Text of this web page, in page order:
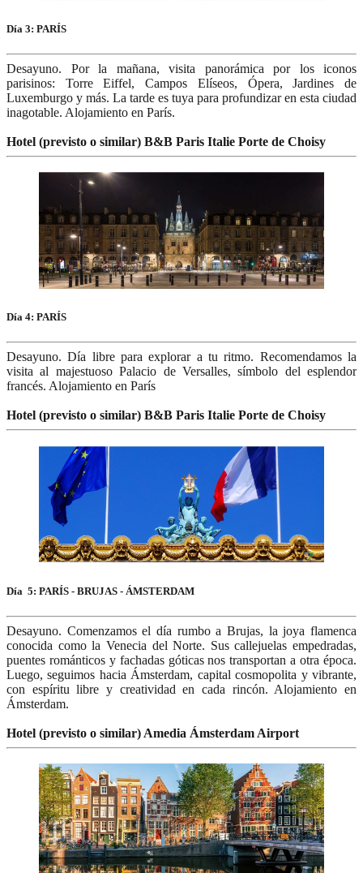
Día 3: PARÍS
Desayuno. Por la mañana, visita panorámica por los iconos
parisinos: Torre Eiffel, Campos Elíseos, Ópera, Jardines de
Luxemburgo y más. La tarde es tuya para profundizar en esta ciudad
inagotable. Alojamiento en París.
Hotel (previsto o similar) B&B Paris Italie Porte de Choisy
Día 4: PARÍS
Desayuno. Día libre para explorar a tu ritmo. Recomendamos la
visita al majestuoso Palacio de Versalles, símbolo del esplendor
francés. Alojamiento en París
Hotel (previsto o similar) B&B Paris Italie Porte de Choisy
Día 5: PARÍS - BRUJAS - ÁMSTERDAM
Desayuno. Comenzamos el día rumbo a Brujas, la joya flamenca
conocida como la Venecia del Norte. Sus callejuelas empedradas,
puentes románticos y fachadas góticas nos transportan a otra época.
Luego, seguimos hacia Ámsterdam, capital cosmopolita y vibrante,
con espíritu libre y creatividad en cada rincón. Alojamiento en
Ámsterdam.
Hotel (previsto o similar) Amedia Ámsterdam Airport